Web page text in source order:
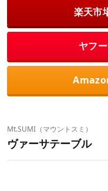
楽天市
ヤフ
Mt.SUMI（マウントスミ）
ヴァーサテーブル